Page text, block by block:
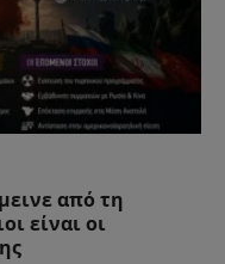
από τη
είναι οι